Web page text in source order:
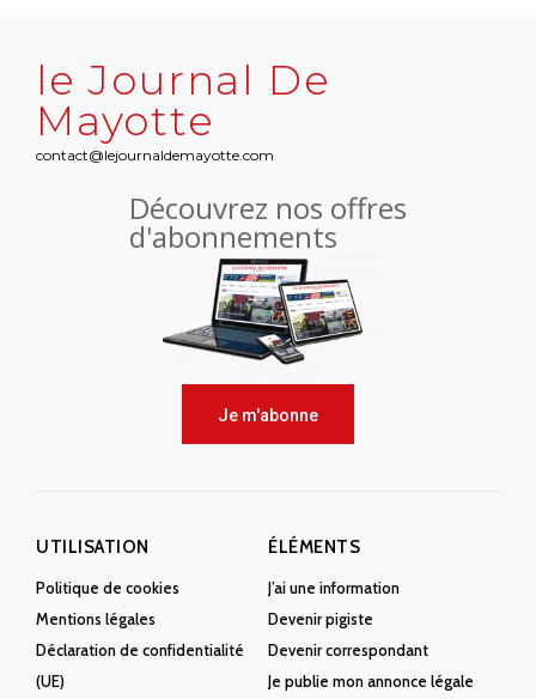
le Journal De
Mayotte
contact@lejournaldemayotte.com
Découvrez nos offres
d'abonnements
Je m'abonne
UTILISATION
Politique de cookies
Mentions légales
Déclaration de confidentialité
(UE)
ÉLÉMENTS
J’ai une information
Devenir pigiste
Devenir correspondant
Je publie mon annonce légale